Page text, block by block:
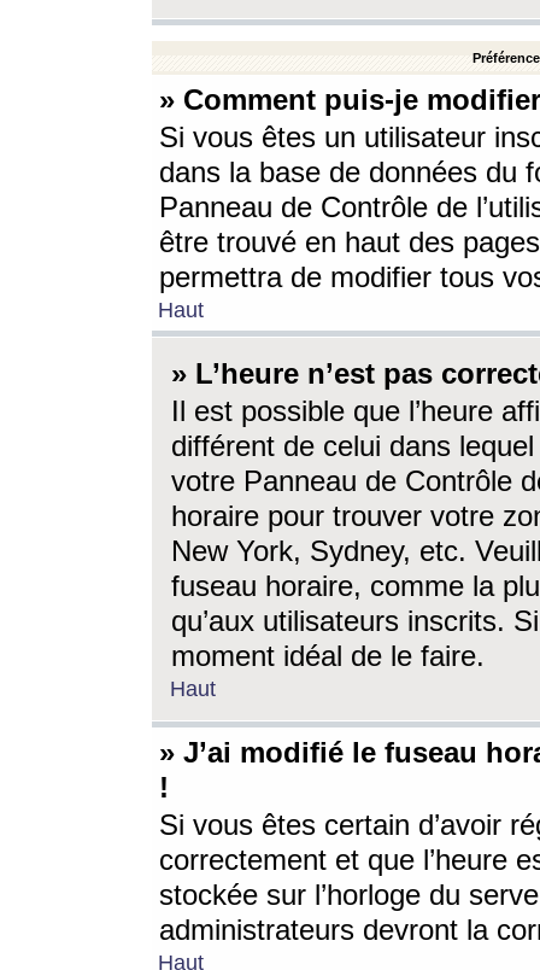
» Comment puis-je
Si vous êtes un utilisateur
dans la base de données du
Panneau de Contrôle de
être trouvé en haut des
permettra de modifier tous
Haut
» L’heure n’est pas
Il est possible que l’heure
différent de celui dans
votre Panneau de Contrôle
horaire pour trouver votre
New York, Sydney, etc.
fuseau horaire, comme la
qu’aux utilisateurs inscrits.
moment idéal de le faire.
Haut
» J’ai modifié le fuseau
!
Si vous êtes certain d’avoir
correctement et que l’heure
stockée sur l’horloge du
administrateurs devront la
Haut